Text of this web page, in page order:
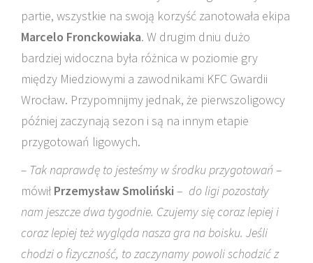
partie, wszystkie na swoją korzyść zanotowała ekipa
Marcelo Fronckowiaka. W drugim dniu dużo
bardziej widoczna była różnica w poziomie gry
między Miedziowymi a zawodnikami KFC Gwardii
Wrocław. Przypomnijmy jednak, że pierwszoligowcy
później zaczynają sezon i są na innym etapie
przygotowań ligowych.
– Tak naprawdę to jesteśmy w środku przygotowań –
mówił Przemysław Smoliński – do ligi pozostały
nam jeszcze dwa tygodnie. Czujemy się coraz lepiej i
coraz lepiej też wygląda nasza gra na boisku. Jeśli
chodzi o fizyczność, to zaczynamy powoli schodzić z